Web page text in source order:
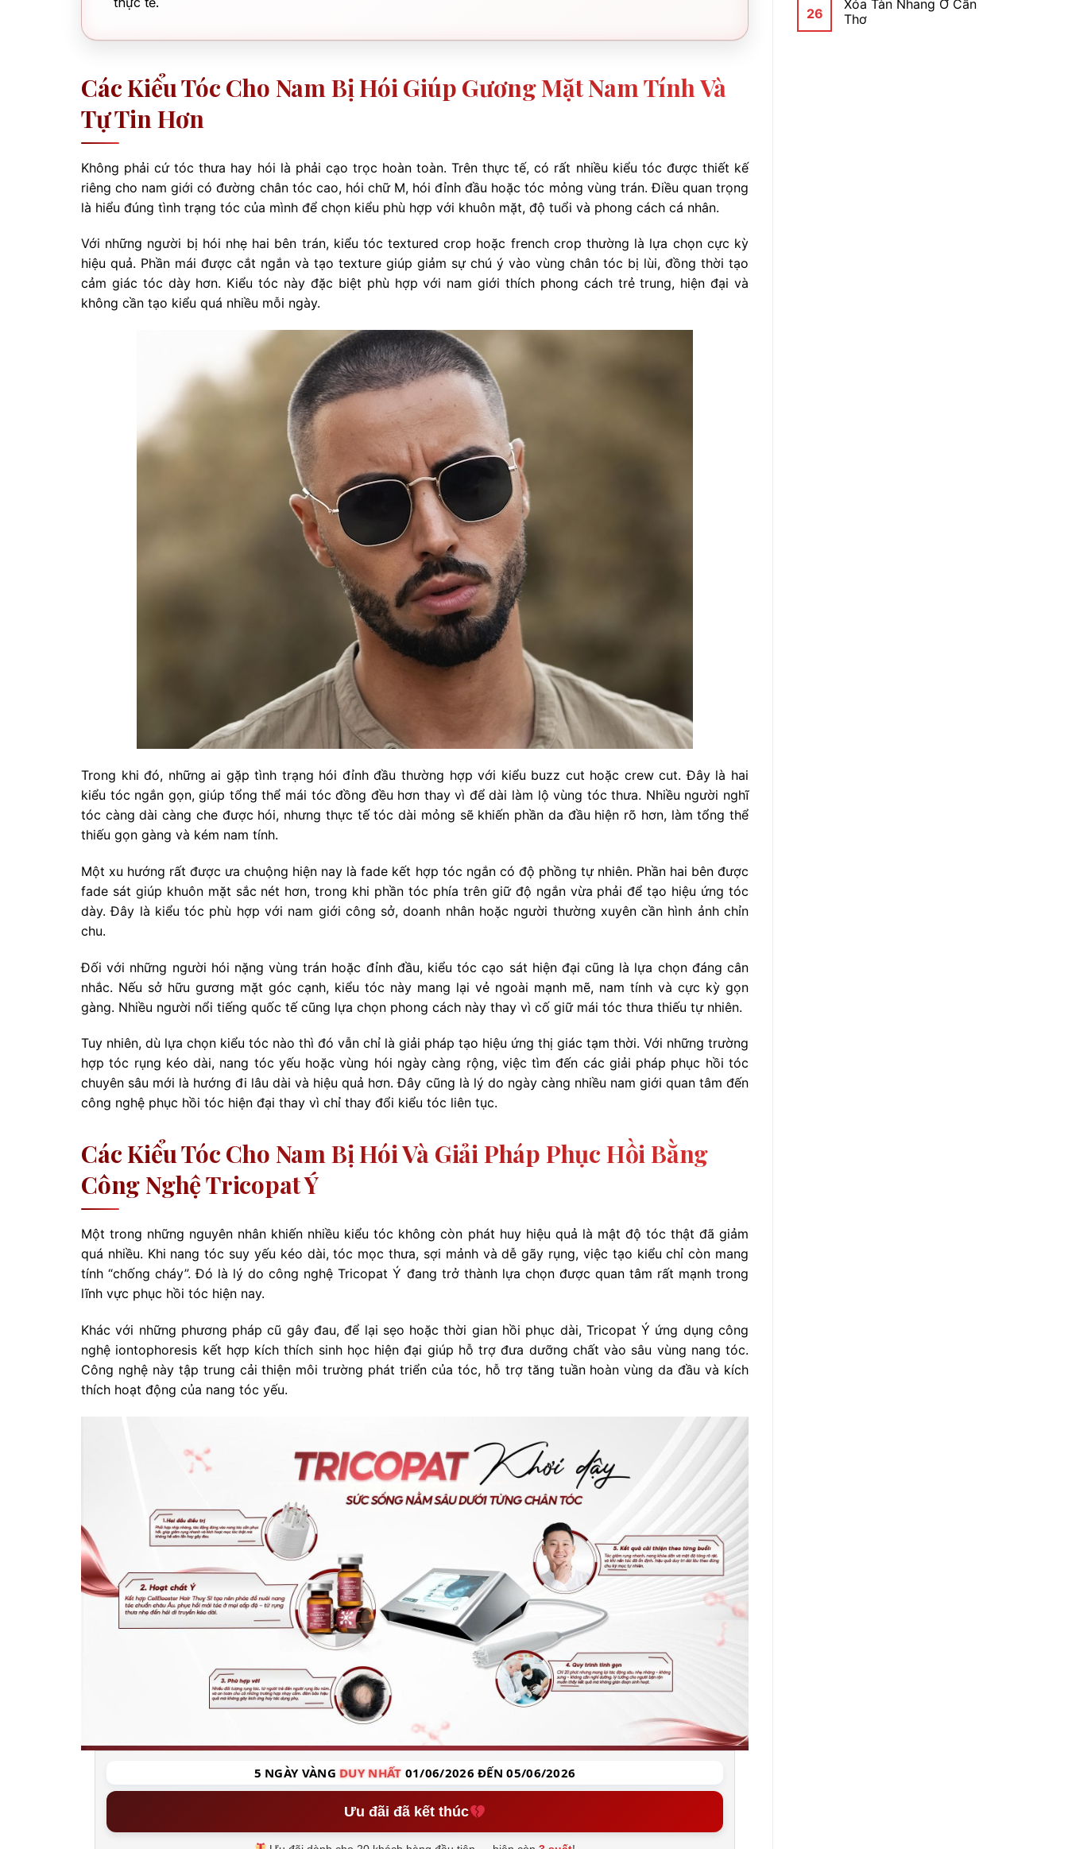
Các Kiểu Tóc Cho Nam Bị Hói Giúp Gương Mặt Nam Tính Và
Tự Tin Hơn
Không phải cứ tóc thưa hay hói là phải cạo trọc hoàn toàn. Trên thực tế, có rất nhiều kiểu tóc được thiết kế
riêng cho nam giới có đường chân tóc cao, hói chữ M, hói đỉnh đầu hoặc tóc mỏng vùng trán. Điều quan trọng
là hiểu đúng tình trạng tóc của mình để chọn kiểu phù hợp với khuôn mặt, độ tuổi và phong cách cá nhân.
Với những người bị hói nhẹ hai bên trán, kiểu tóc textured crop hoặc french crop thường là lựa chọn cực kỳ
hiệu quả. Phần mái được cắt ngắn và tạo texture giúp giảm sự chú ý vào vùng chân tóc bị lùi, đồng thời tạo
cảm giác tóc dày hơn. Kiểu tóc này đặc biệt phù hợp với nam giới thích phong cách trẻ trung, hiện đại và
không cần tạo kiểu quá nhiều mỗi ngày.
Trong khi đó, những ai gặp tình trạng hói đỉnh đầu thường hợp với kiểu buzz cut hoặc crew cut. Đây là hai
kiểu tóc ngắn gọn, giúp tổng thể mái tóc đồng đều hơn thay vì để dài làm lộ vùng tóc thưa. Nhiều người nghĩ
tóc càng dài càng che được hói, nhưng thực tế tóc dài mỏng sẽ khiến phần da đầu hiện rõ hơn, làm tổng thể
thiếu gọn gàng và kém nam tính.
Một xu hướng rất được ưa chuộng hiện nay là fade kết hợp tóc ngắn có độ phồng tự nhiên. Phần hai bên được
fade sát giúp khuôn mặt sắc nét hơn, trong khi phần tóc phía trên giữ độ ngắn vừa phải để tạo hiệu ứng tóc
dày. Đây là kiểu tóc phù hợp với nam giới công sở, doanh nhân hoặc người thường xuyên cần hình ảnh chỉn
chu.
Đối với những người hói nặng vùng trán hoặc đỉnh đầu, kiểu tóc cạo sát hiện đại cũng là lựa chọn đáng cân
nhắc. Nếu sở hữu gương mặt góc cạnh, kiểu tóc này mang lại vẻ ngoài mạnh mẽ, nam tính và cực kỳ gọn
gàng. Nhiều người nổi tiếng quốc tế cũng lựa chọn phong cách này thay vì cố giữ mái tóc thưa thiếu tự nhiên.
Tuy nhiên, dù lựa chọn kiểu tóc nào thì đó vẫn chỉ là giải pháp tạo hiệu ứng thị giác tạm thời. Với những trường
hợp tóc rụng kéo dài, nang tóc yếu hoặc vùng hói ngày càng rộng, việc tìm đến các giải pháp phục hồi tóc
chuyên sâu mới là hướng đi lâu dài và hiệu quả hơn. Đây cũng là lý do ngày càng nhiều nam giới quan tâm đến
công nghệ phục hồi tóc hiện đại thay vì chỉ thay đổi kiểu tóc liên tục.
Các Kiểu Tóc Cho Nam Bị Hói Và Giải Pháp Phục Hồi Bằng
Công Nghệ Tricopat Ý
Một trong những nguyên nhân khiến nhiều kiểu tóc không còn phát huy hiệu quả là mật độ tóc thật đã giảm
quá nhiều. Khi nang tóc suy yếu kéo dài, tóc mọc thưa, sợi mảnh và dễ gãy rụng, việc tạo kiểu chỉ còn mang
tính “chống cháy”. Đó là lý do công nghệ Tricopat Ý đang trở thành lựa chọn được quan tâm rất mạnh trong
lĩnh vực phục hồi tóc hiện nay.
Khác với những phương pháp cũ gây đau, để lại sẹo hoặc thời gian hồi phục dài, Tricopat Ý ứng dụng công
nghệ iontophoresis kết hợp kích thích sinh học hiện đại giúp hỗ trợ đưa dưỡng chất vào sâu vùng nang tóc.
Công nghệ này tập trung cải thiện môi trường phát triển của tóc, hỗ trợ tăng tuần hoàn vùng da đầu và kích
thích hoạt động của nang tóc yếu.
5 NGÀY VÀNGDUY NHẤT 01/06/2026 ĐẾN 05/06/2026
Ưu đãi đã kết thúc
26
Xóa Tàn Nhang Ở Cần
Thơ